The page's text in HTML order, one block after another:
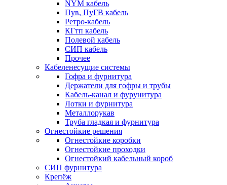
NYM кабель
Пув, ПуГВ кабель
Ретро-кабель
КГтп кабель
Полевой кабель
СИП кабель
Прочее
Кабеленесущие системы
Гофра и фурнитура
Держатели для гофры и трубы
Кабель-канал и фурунитура
Лотки и фурнитура
Металлорукав
Труба гладкая и фурнитура
Огнестойкие решения
Огнестойкие коробки
Огнестойкие проходки
Огнестойкий кабельный короб
СИП фурнитура
Крепёж